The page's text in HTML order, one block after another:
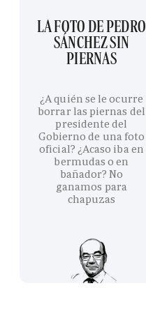
LA FOTO DE PEDRO
SÁNCHEZ SIN
PIERNAS
¿A quién se le ocurre
borrar las piernas del
presidente del
Gobierno de una foto
oficial? ¿Acaso iba en
bermudas o en
bañador? No
ganamos para
chapuzas